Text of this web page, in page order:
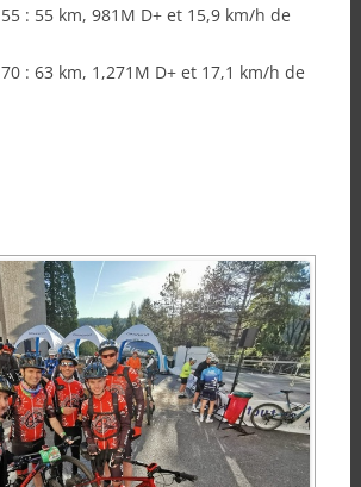
: 55 km, 981M D+ et 15,9 km/h de
: 63 km, 1,271M D+ et 17,1 km/h de